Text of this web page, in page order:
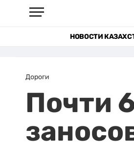
НОВОСТИ
Дороги
Почти